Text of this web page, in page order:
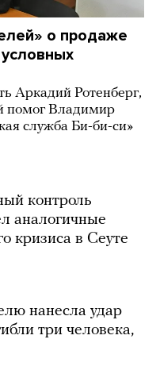
о продаже
Аркадий Ротенберг,
помог Владимир
служба Би-би-си»
контроль
аналогичные
кризиса в Сеуте
нанесла удар
три человека,